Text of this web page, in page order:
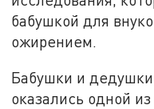
бабушкой для
ожирением.
Бабушки и
оказались одной